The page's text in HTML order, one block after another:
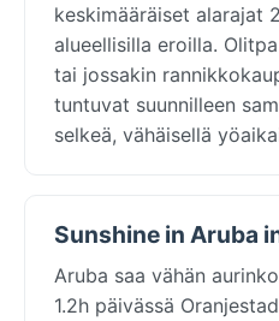
keskimääräiset alarajat
alueellisilla eroilla.
tai jossakin
tuntuvat suunnilleen
selkeä, vähäisellä
Sunshine in Aruba
Aruba saa vähän
1.2h päivässä